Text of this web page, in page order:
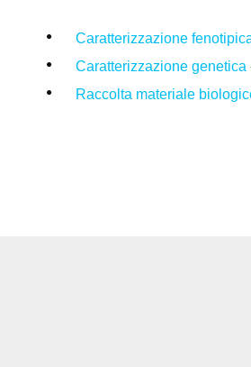
Caratterizzazione
Caratterizzazione genetica
Raccolta materiale